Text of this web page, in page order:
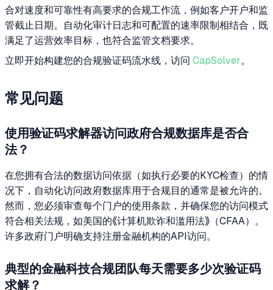
合对速度和可靠性有高要求的合规工作流，例如客户开户和监
管截止日期。自动化审计日志和可配置的速率限制相结合，既
满足了运营效率目标，也符合监管文档要求。
立即开始构建您的合规验证码流水线，访问 CapSolver。
常见问题
使用验证码求解器访问政府合规数据库是否合
法？
在您拥有合法的数据访问依据（如执行必要的KYC检查）的情
况下，自动化访问政府数据库用于合规目的通常是被允许的。
然而，您必须审查每个门户的使用条款，并确保您的访问模式
符合相关法规，如美国的《计算机欺诈和滥用法》（CFAA）。
许多政府门户明确支持注册金融机构的API访问。
典型的金融科技合规团队每天需要多少次验证码
求解？